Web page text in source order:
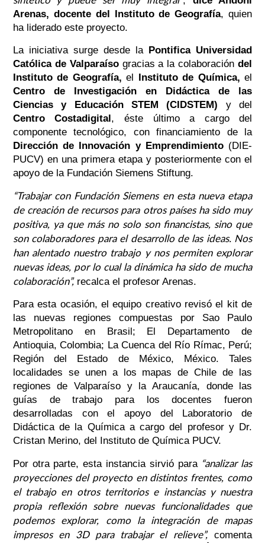
Arenas, docente del Instituto de Geografía, quien
ha liderado este proyecto.
La iniciativa surge desde la Pontifica Universidad
Católica de Valparaíso gracias a la colaboración del
Instituto de Geografía,el Instituto de Química,el
Centro de Investigación en Didáctica de las
Ciencias y Educación STEM (CIDSTEM) y del
Centro Costadigital , éste último a cargo del
componente tecnológico, con financiamiento de la
Dirección de Innovación y Emprendimiento(DIE-
PUCV) en una primera etapa y posteriormente con el
apoyo de la Fundación Siemens Stiftung.
“Trabajar con Fundación Siemens en esta nueva etapa
de creación de recursos para otros países ha sido muy
positiva, ya que más no solo son financistas, sino que
son colaboradores para el desarrollo de las ideas. Nos
han alentado nuestro trabajo y nos permiten explorar
nuevas ideas, por lo cual la dinámica ha sido de mucha
colaboración”,recalca el profesor Arenas.
Para esta ocasión, el equipo creativo revisó el kit de
las nuevas regiones compuestas por Sao Paulo
Metropolitano en Brasil; El Departamento de
Antioquia, Colombia; La Cuenca del Río Rímac, Perú;
Región del Estado de México, México. Tales
localidades se unen a los mapas de Chile de las
regiones de Valparaíso y la Araucanía, donde las
guías de trabajo para los docentes fueron
desarrolladas con el apoyo del Laboratorio de
Didáctica de la Química a cargo del profesor y Dr.
Cristan Merino, del Instituto de Química PUCV.
Por otra parte, esta instancia sirvió para “analizar las
proyecciones del proyecto en distintos frentes, como
el trabajo en otros territorios e instancias y nuestra
propia reflexión sobre nuevas funcionalidades que
podemos explorar, como la integración de mapas
impresos en 3D para trabajar el relieve”,comenta